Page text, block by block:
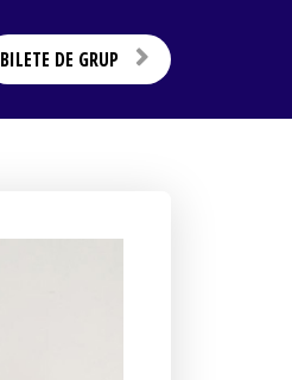
BILETE DE GRUP